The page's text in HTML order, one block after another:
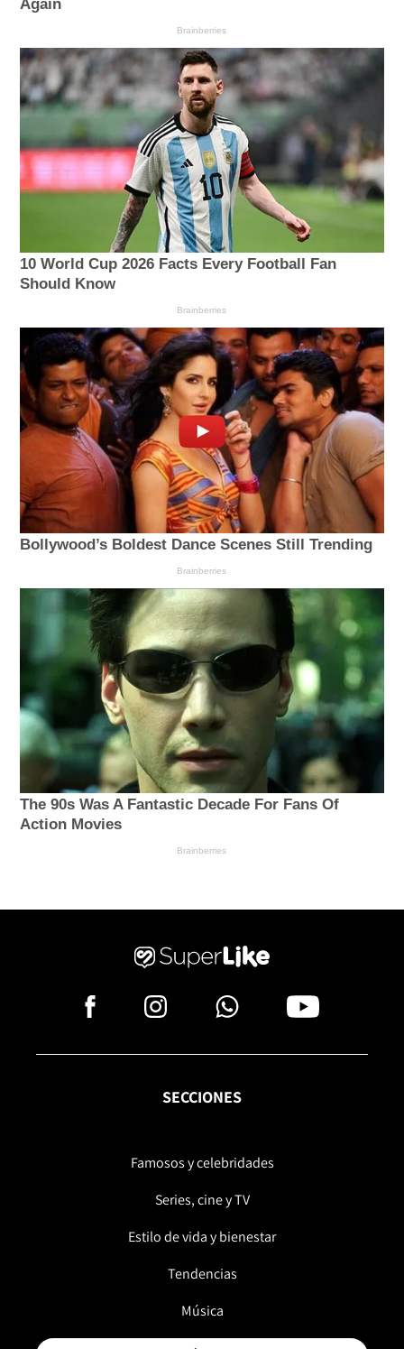
SECCIONES
Famosos y celebridades
Series, cine y TV
Estilo de vida y bienestar
Tendencias
Música